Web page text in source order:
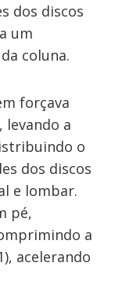
dos discos
um
coluna.
forçava
a
o
dos discos
e lombar.
pé,
a
acelerando